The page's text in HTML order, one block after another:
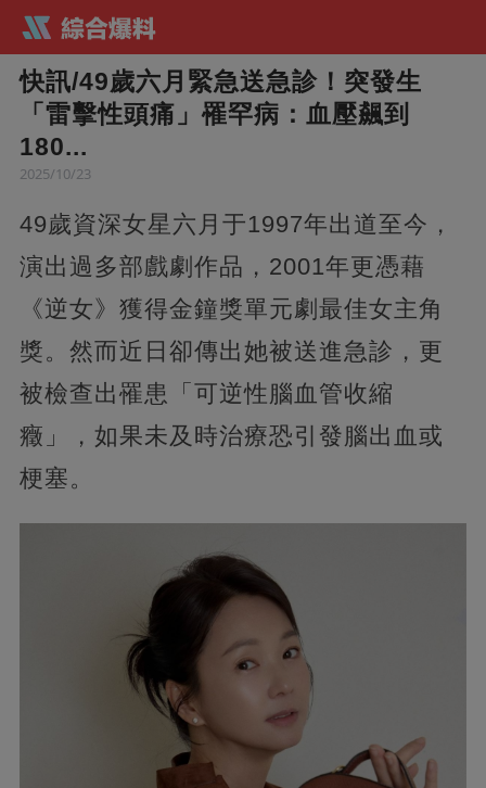
快訊/49歲六月緊急送急診！突發生
「雷擊性頭痛」罹罕病：血壓飆到
180...
2025/10/23
49歲資深女星六月于1997年出道至今，
演出過多部戲劇作品，2001年更憑藉
《逆女》獲得金鐘獎單元劇最佳女主角
獎。然而近日卻傳出她被送進急診，更
被檢查出罹患「可逆性腦血管收縮
癥」，如果未及時治療恐引發腦出血或
梗塞。